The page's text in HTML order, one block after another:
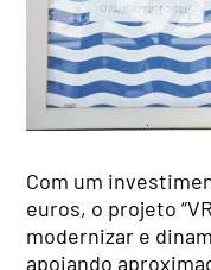
Com um
euros, o projeto
modernizar e
apoiando